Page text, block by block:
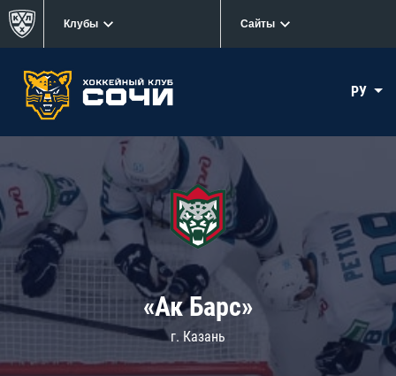
Клубы Сайты
РУ
«Ак Барс»
г. Казань